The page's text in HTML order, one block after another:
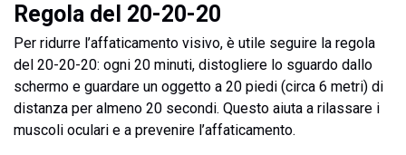
Regola del 20-20-20
Per ridurre l’affaticamento visivo, è utile seguire la regola
del 20-20-20: ogni 20 minuti, distogliere lo sguardo dallo
schermo e guardare un oggetto a 20 piedi (circa 6 metri) di
distanza per almeno 20 secondi. Questo aiuta a rilassare i
muscoli oculari e a prevenire l’affaticamento.